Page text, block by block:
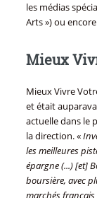
les médias
Arts ») ou
Mieux
Mieux Vivre
et était
actuelle dans le
la direction. «
les meilleures
épargne (...) [et]
boursière, avec
marchés